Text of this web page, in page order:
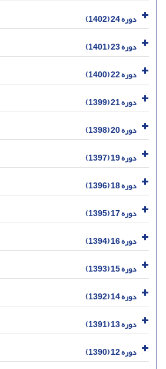
دوره 24 (1402)
دوره 23 (1401)
دوره 22 (1400)
دوره 21 (1399)
دوره 20 (1398)
دوره 19 (1397)
دوره 18 (1396)
دوره 17 (1395)
دوره 16 (1394)
دوره 15 (1393)
دوره 14 (1392)
دوره 13 (1391)
دوره 12 (1390)